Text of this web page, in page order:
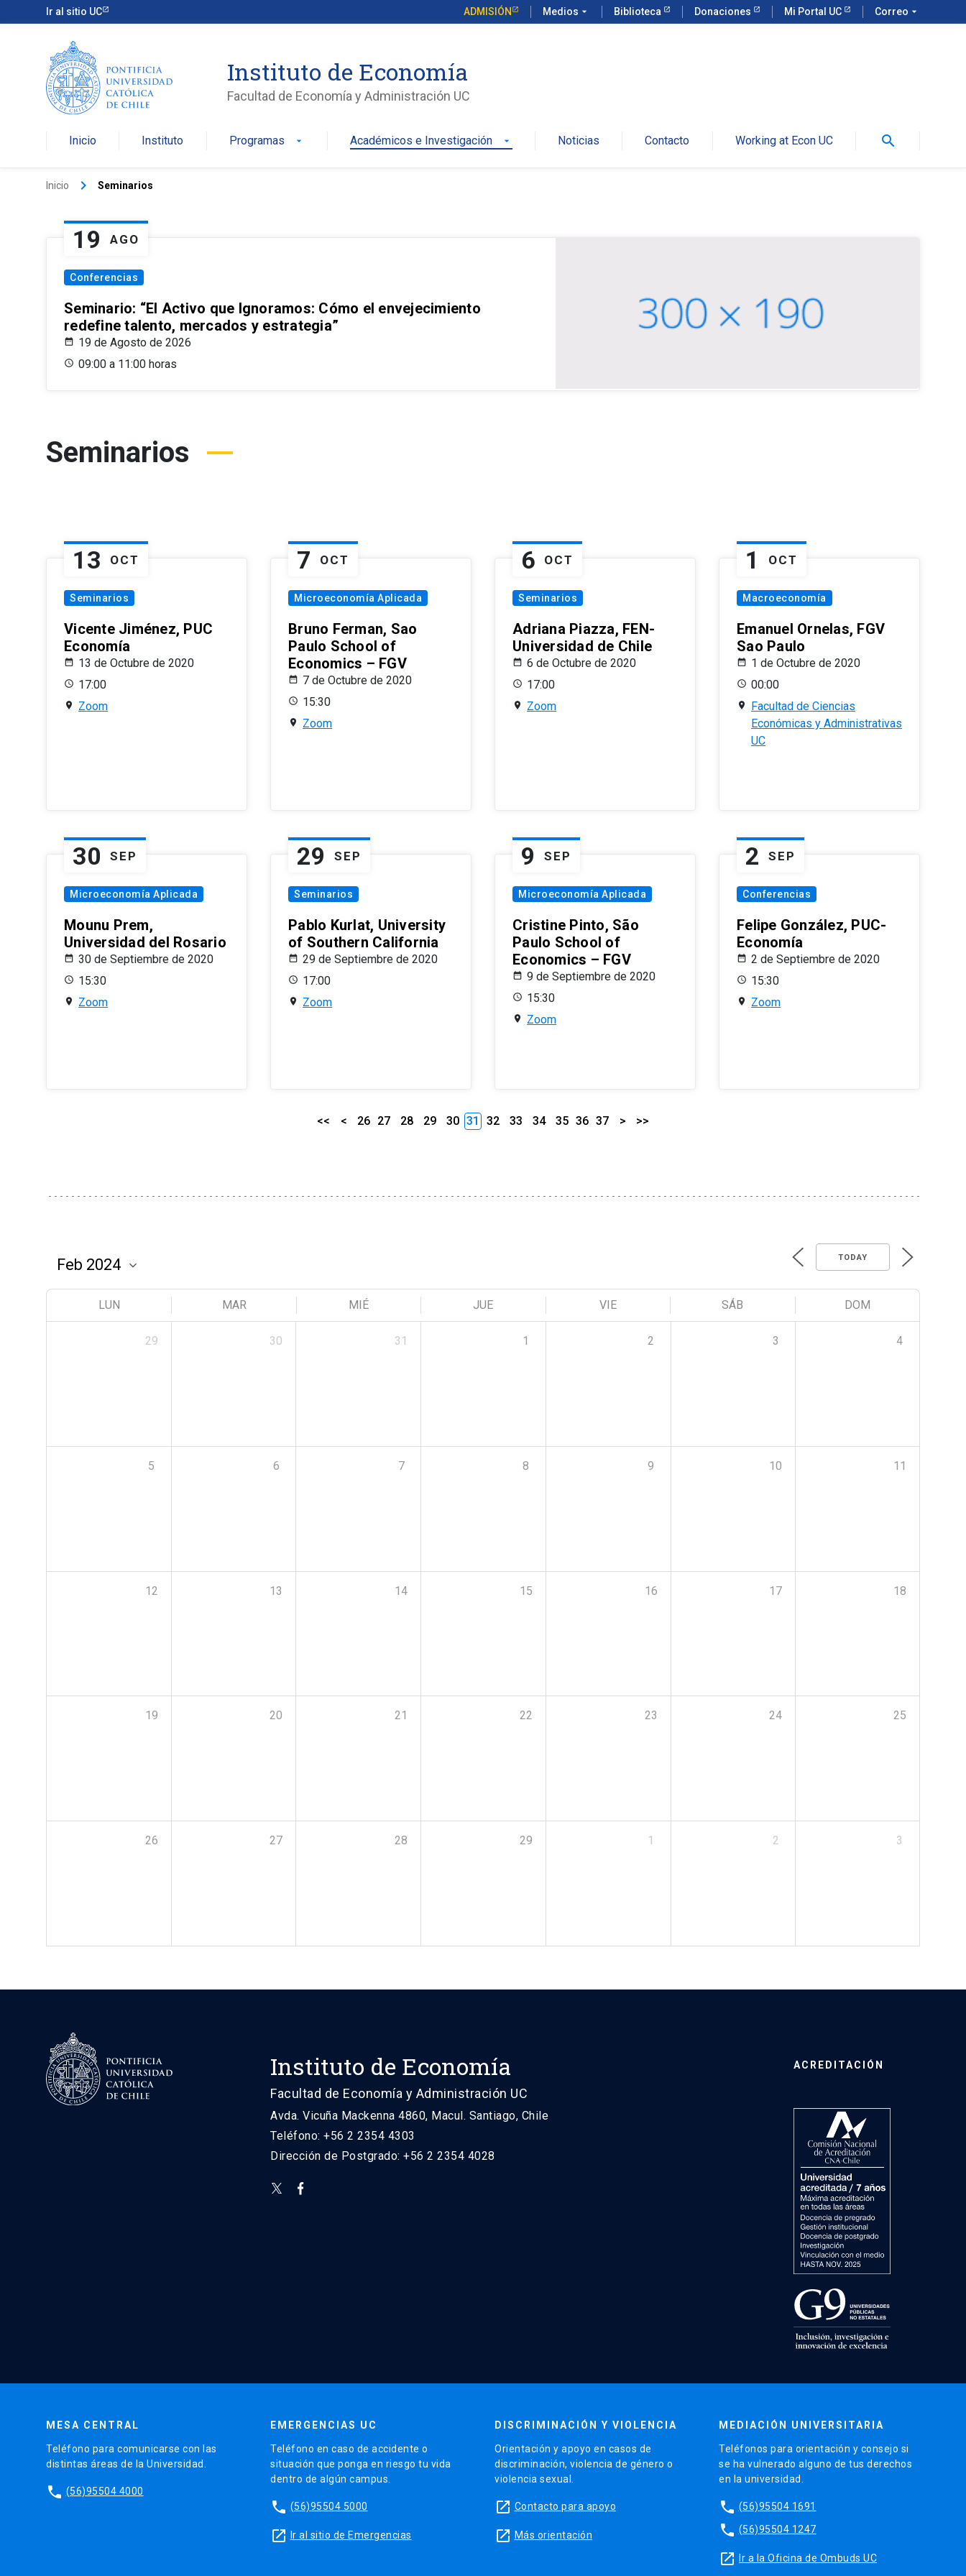
Ir al sitio UC ADMISIÓN Medios arrow_drop_down Biblioteca Donaciones Mi Portal UC Correo arrow_drop_down
Instituto de Economía
Facultad de Economía y Administración UC
Inicio Instituto Programas arrow_drop_down Académicos e Investigación arrow_drop_down Noticias Contacto Working at Econ UC search
Inicio keyboard_arrow_right Seminarios
19 AGO
Conferencias
Seminario: “El Activo que Ignoramos: Cómo el envejecimiento
redefine talento, mercados y estrategia”
19 de Agosto de 2026
09:00 a 11:00 horas
Seminarios
13 OCT
Seminarios
Vicente Jiménez, PUC
Economía
13 de Octubre de 2020
17:00
Zoom
7 OCT
Microeconomía Aplicada
Bruno Ferman, Sao
Paulo School of
Economics – FGV
7 de Octubre de 2020
15:30
Zoom
6 OCT
Seminarios
Adriana Piazza, FEN-
Universidad de Chile
6 de Octubre de 2020
17:00
Zoom
1 OCT
Macroeconomía
Emanuel Ornelas, FGV
Sao Paulo
1 de Octubre de 2020
00:00
Facultad de Ciencias
Económicas y Administrativas
UC
30 SEP
Microeconomía Aplicada
Mounu Prem,
Universidad del Rosario
30 de Septiembre de 2020
15:30
Zoom
29 SEP
Seminarios
Pablo Kurlat, University
of Southern California
29 de Septiembre de 2020
17:00
Zoom
9 SEP
Microeconomía Aplicada
Cristine Pinto, São
Paulo School of
Economics – FGV
9 de Septiembre de 2020
15:30
Zoom
2 SEP
Conferencias
Felipe González, PUC-
Economía
2 de Septiembre de 2020
15:30
Zoom
<< < 26 27 28 29 30 31 32 33 34 35 36 37 > >>
TODAY
LUN MAR MIÉ JUE VIE SÁB DOM
29 30 31 1 2 3 4
5 6 7 8 9 10 11
12 13 14 15 16 17 18
19 20 21 22 23 24 25
26 27 28 29 1 2 3
Instituto de Economía
Facultad de Economía y Administración UC
Avda. Vicuña Mackenna 4860, Macul. Santiago, Chile
Teléfono: +56 2 2354 4303
Dirección de Postgrado: +56 2 2354 4028
ACREDITACIÓN
MESA CENTRAL
Teléfono para comunicarse con las
distintas áreas de la Universidad.
phone (56)95504 4000
EMERGENCIAS UC
Teléfono en caso de accidente o
situación que ponga en riesgo tu vida
dentro de algún campus.
phone (56)95504 5000
launch Ir al sitio de Emergencias
DISCRIMINACIÓN Y VIOLENCIA
Orientación y apoyo en casos de
discriminación, violencia de género o
violencia sexual.
launch Contacto para apoyo
launch Más orientación
MEDIACIÓN UNIVERSITARIA
Teléfonos para orientación y consejo si
se ha vulnerado alguno de tus derechos
en la universidad.
phone (56)95504 1691
phone (56)95504 1247
launch Ir a la Oficina de Ombuds UC